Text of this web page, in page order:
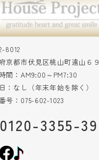
8012
京都市伏見区桃山町遠山６９
間：AM9:00～PM7:30
：なし（年末年始を除く）
号：075-602-1023
0120-3355-39